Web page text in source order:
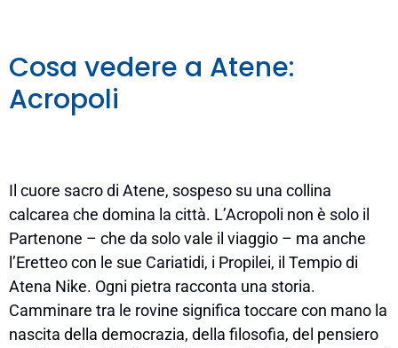
Cosa vedere a Atene:
Acropoli
Il cuore sacro di Atene, sospeso su una collina
calcarea che domina la città. L’Acropoli non è solo il
Partenone – che da solo vale il viaggio – ma anche
l’Eretteo con le sue Cariatidi, i Propilei, il Tempio di
Atena Nike. Ogni pietra racconta una storia.
Camminare tra le rovine significa toccare con mano la
nascita della democrazia, della filosofia, del pensiero